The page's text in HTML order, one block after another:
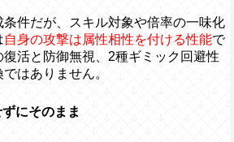
件だが、スキル対象や倍率の一味化
自身の攻撃は属性相性を付ける性能で
活と防御無視、2種ギミック回避性
はありません。
にそのまま